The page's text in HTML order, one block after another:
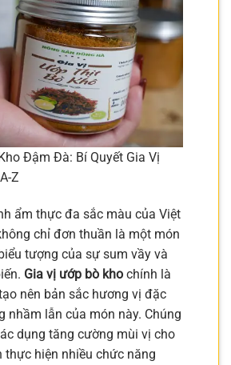
Đậm Đà: Bí Quyết Gia Vị
Z
ẩm thực đa sắc màu của Việt
chỉ đơn thuần là một món
tượng của sự sum vầy và
Gia vị ướp bò kho chính là
nên bản sắc hương vị đặc
nhầm lẫn của món này. Chúng
dụng tăng cường mùi vị cho
thực hiện nhiều chức năng